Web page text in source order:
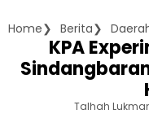
Home Berita
KPA
Talhah